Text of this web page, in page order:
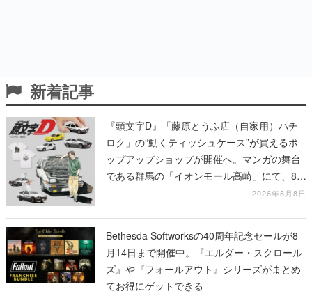
新着記事
『頭文字D』「藤原とうふ店（自家用）ハチ
ロク」の“動くティッシュケース”が買えるポ
ップアップショップが開催へ。マンガの舞台
である群馬の「イオンモール高崎」にて、8月
11日から8月20日までの期間限定で開催予定
2026年8月8日
Bethesda Softworksの40周年記念セールが8
月14日まで開催中。『エルダー・スクロール
ズ』や『フォールアウト』シリーズがまとめ
てお得にゲットできる